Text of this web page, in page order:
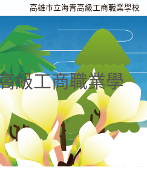
高雄市立海青高級工商職業學校
級工商職業學